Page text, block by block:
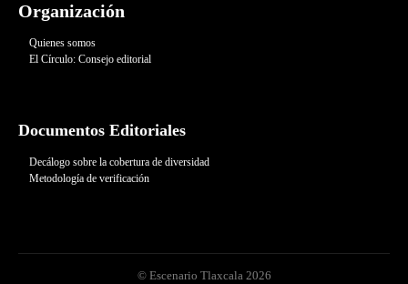
Organización
Quienes somos
El Círculo: Consejo editorial
Documentos Editoriales
Decálogo sobre la cobertura de diversidad
Metodología de verificación
© Escenario Tlaxcala 2026